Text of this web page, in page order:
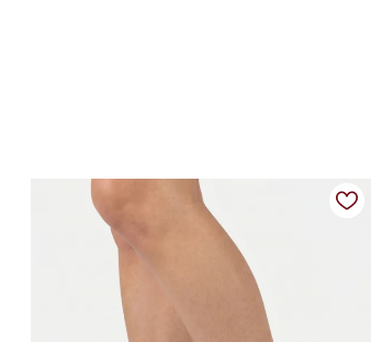
Medidas:
34 — aproximadamente 22,67 cm
35 — aproximadamente 23,33 cm
36 — aproximadamente 24,00 cm
37 — aproximadamente 24,67 cm
38 — aproximadamente 25,33 cm